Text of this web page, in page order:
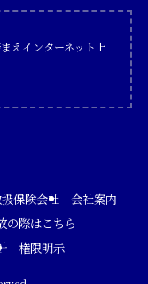
えインターネット上
保険会社
会社案内
の際はこちら
権限明示